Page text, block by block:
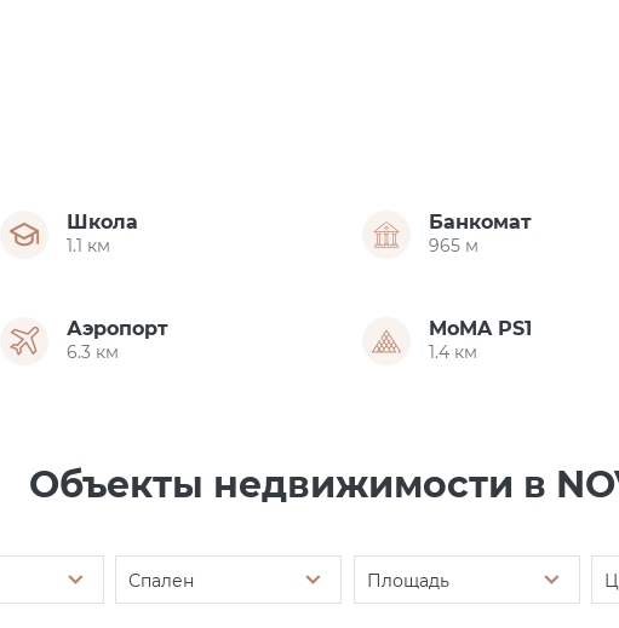
Школа
1.1 км
Банкомат
965 м
Аэропорт
6.3 км
MoMA PS1
1.4 км
Объекты недвижимости в
Спален Площадь